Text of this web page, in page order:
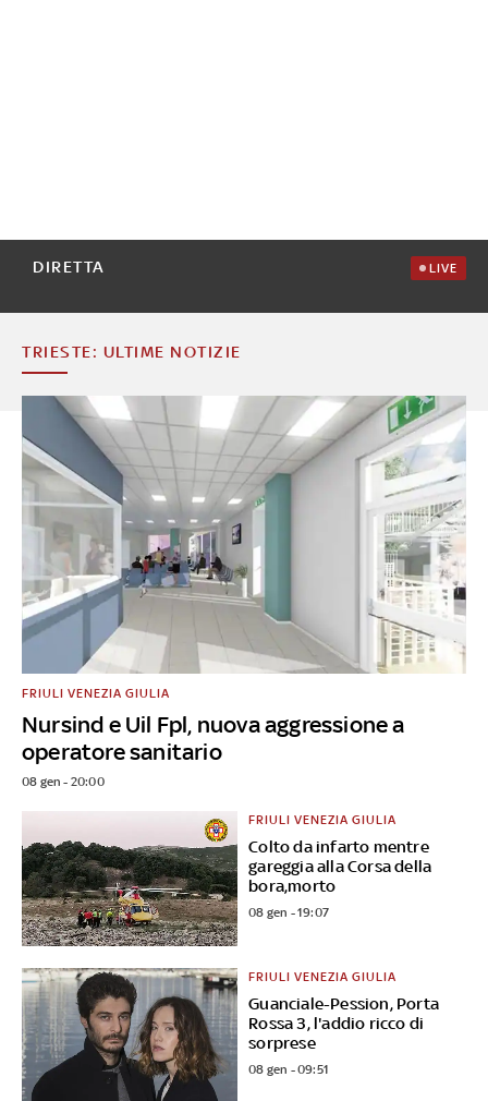
DIRETTA LIVE
TRIESTE: ULTIME NOTIZIE
Nursind e Uil Fpl, nuova aggressione a
operatore sanitario
FRIULI VENEZIA GIULIA
08 gen - 20:00
Colto da infarto mentre
gareggia alla Corsa della
bora,morto
FRIULI VENEZIA GIULIA
08 gen - 19:07
Guanciale-Pession, Porta
Rossa 3, l'addio ricco di
sorprese
FRIULI VENEZIA GIULIA
08 gen - 09:51